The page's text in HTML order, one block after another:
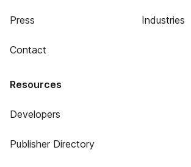
Press
Contact
Industries
Resources
Developers
Publisher Directory